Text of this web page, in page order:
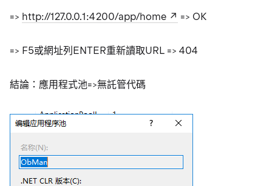
=> http://127.0.0.1:4200/app/home => OK
=> F5或網址列ENTER重新讀取URL => 404
結論：應用程式池=>無託管代碼